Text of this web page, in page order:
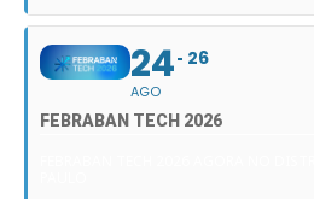
24
AGO
26
FEBRABAN TECH 2026